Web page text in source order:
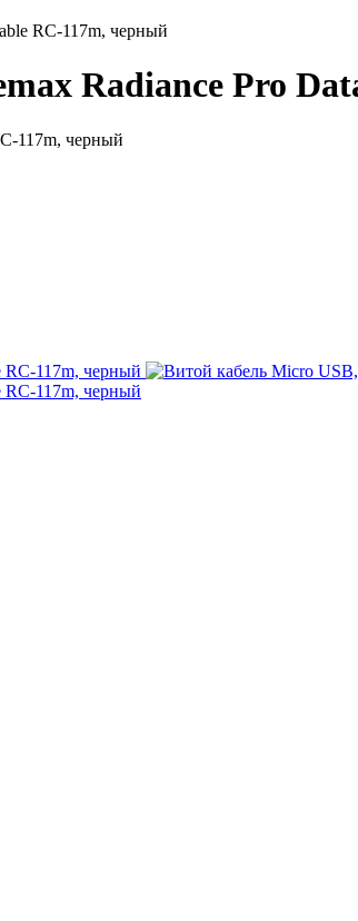
RC-117m, черный
Radiance Pro
117m, черный